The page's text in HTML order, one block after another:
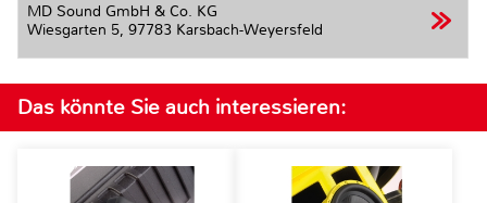
MD Sound GmbH & Co. KG
Wiesgarten 5, 97783 Karsbach-Weyersfeld
Das könnte Sie auch interessieren: